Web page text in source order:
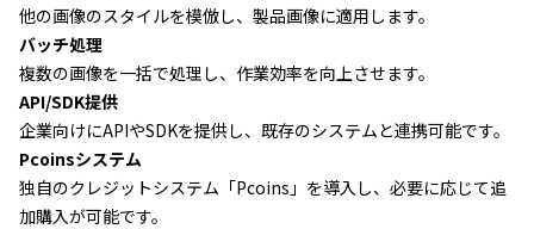
他の画像のスタイルを模倣し、製品画像に適用します。
バッチ処理
複数の画像を一括で処理し、作業効率を向上させます。
API/SDK提供
企業向けにAPIやSDKを提供し、既存のシステムと連携可能です。
Pcoinsシステム
独自のクレジットシステム「Pcoins」を導入し、必要に応じて追
加購入が可能です。